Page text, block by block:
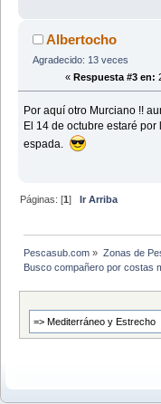
Albertocho
Agradecido: 13 veces
« Respuesta #3 en:
Por aquí otro Murciano !!
El 14 de octubre estaré
espada.
Páginas: [1]Ir Arriba
Pescasub.com » Zonas de
Busco compañero por costas